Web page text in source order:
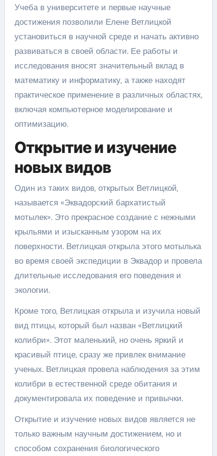
Учеба в университете и первые научные
достижения позволили Елене Ветлицкой
установиться в научной среде и начать активно
развиваться в своей области. Ее работы и
исследования вносят значительный вклад в
математику и информатику, а также находят
практическое применение в различных областях,
включая компьютерное моделирование и
оптимизацию.
Открытие и изучение
новых видов
Один из таких видов, открытых Ветлицкой,
называется «Эквадорский бархатистый
мотылек». Это прекрасное создание с нежными
крыльями и изысканным узором на их
поверхности. Ветлицкая открыла этого мотылька
во время своей экспедиции в Эквадор и провела
длительные исследования его поведения и
экологии.
Кроме того, Ветлицкая открыла и изучила новый
вид птицы, который был назван «Ветлицкий
колибри». Этот маленький, но очень яркий и
красивый птице, сразу же привлек внимание
ученых. Ветлицкая провела наблюдения за этим
колибри в естественной среде обитания и
документировала их поведение и привычки.
Открытие и изучение новых видов является не
только важным научным достижением, но и
способом сохранения биологического